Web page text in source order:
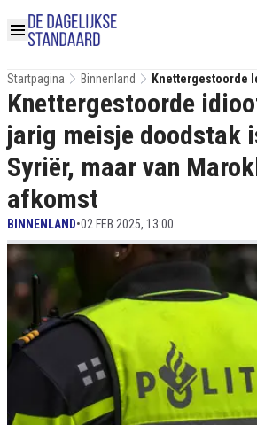
Startpagina Binnenland
Knettergestoorde
Meisje Doodstak Is
Marokkaanse
Knettergestoorde
jarig meisje doodstak
Syriër, maar van
afkomst
BINNENLAND•02 FEB 2025, 13:00